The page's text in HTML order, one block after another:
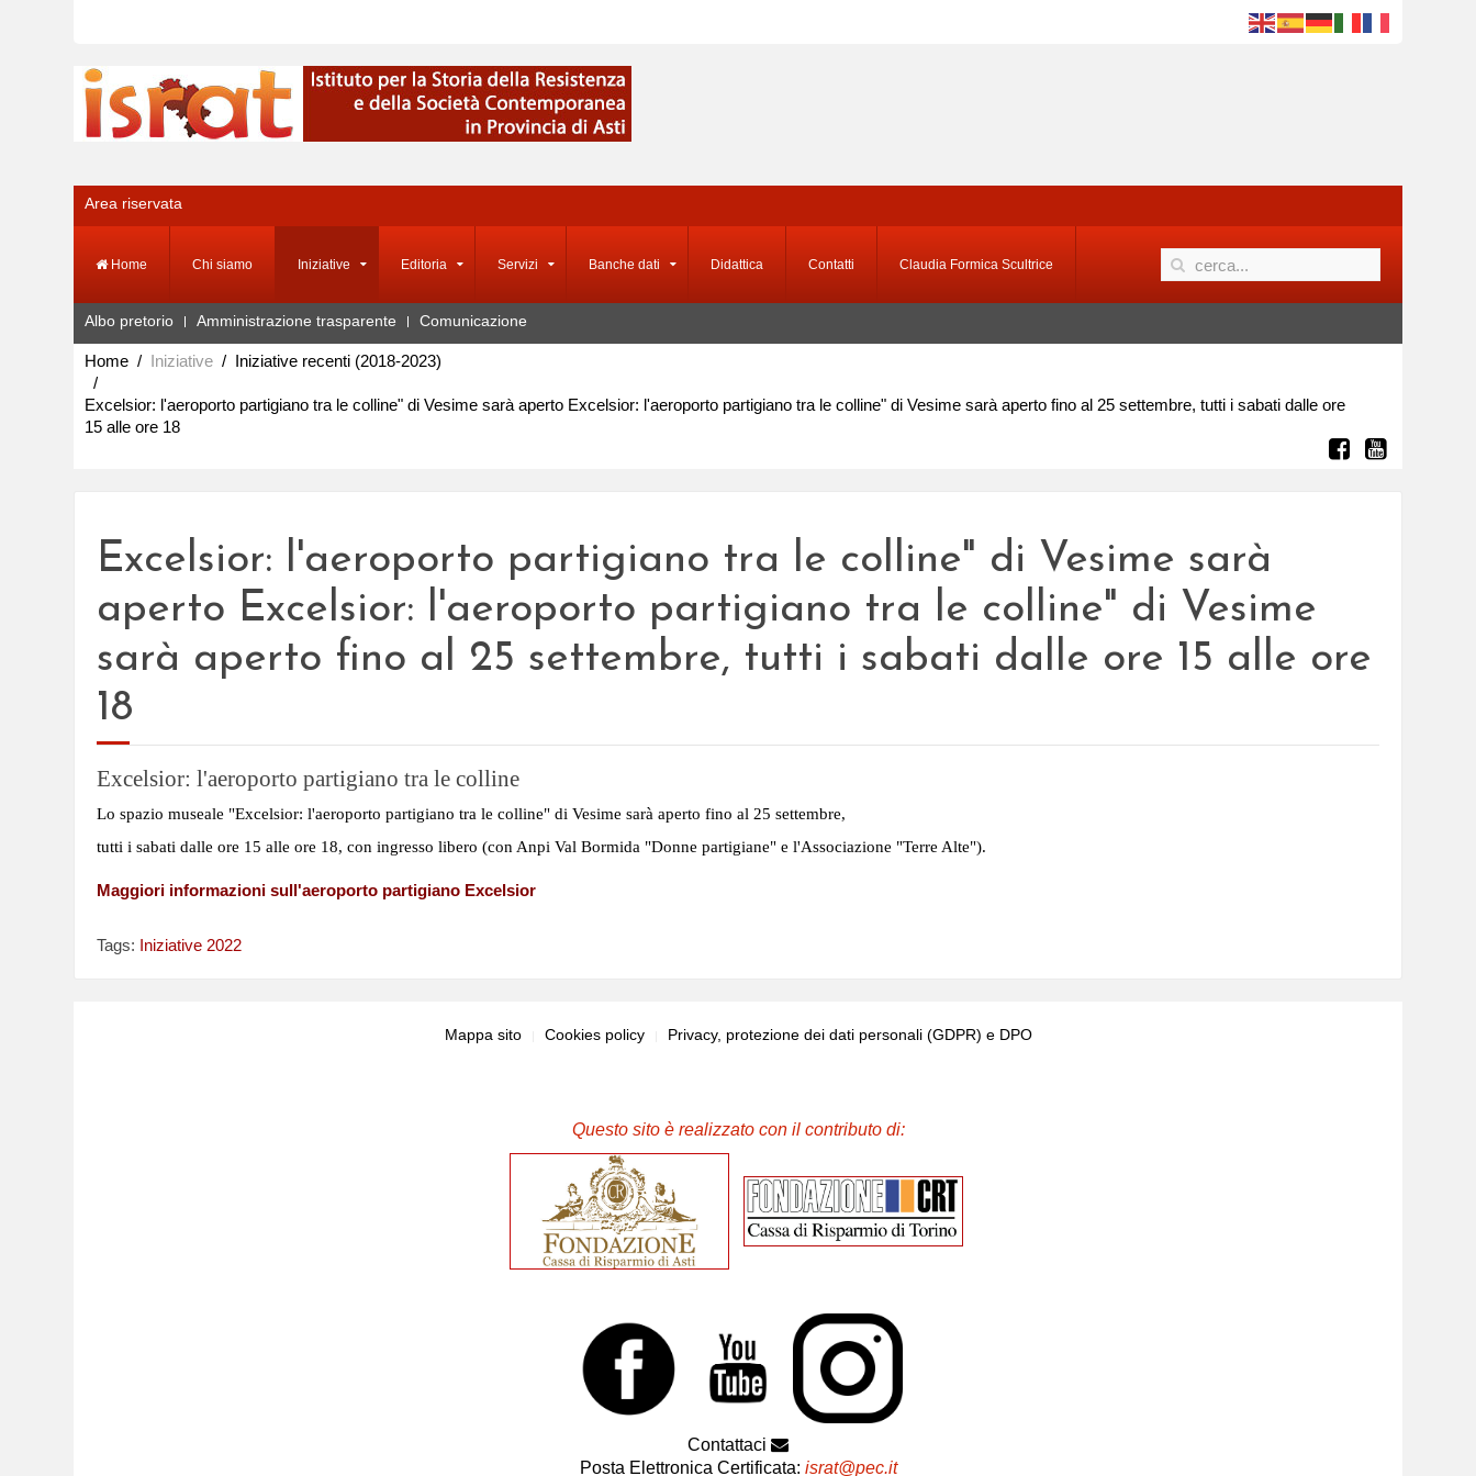
Area riservata
Home Chi siamo Iniziative Editoria Servizi Banche dati Didattica Contatti Claudia Formica Scultrice
Albo pretorio Amministrazione trasparente Comunicazione
Home Iniziative Iniziative recenti (2018-2023)
Excelsior: l'aeroporto partigiano tra le colline" di Vesime sarà aperto Excelsior: l'aeroporto partigiano tra le colline" di Vesime sarà aperto fino al 25 settembre, tutti i sabati dalle ore
15 alle ore 18
Excelsior: l'aeroporto partigiano tra le colline" di Vesime sarà
aperto Excelsior: l'aeroporto partigiano tra le colline" di Vesime
sarà aperto fino al 25 settembre, tutti i sabati dalle ore 15 alle ore
18
Excelsior: l'aeroporto partigiano tra le colline
Lo spazio museale "Excelsior: l'aeroporto partigiano tra le colline" di Vesime sarà aperto fino al 25 settembre,
tutti i sabati dalle ore 15 alle ore 18, con ingresso libero (con Anpi Val Bormida "Donne partigiane" e l'Associazione "Terre Alte").
Maggiori informazioni sul l'aeroporto partigiano Excelsior
Tags: Iniziative 2022
Mappa sito Cookies policy Privacy, protezione dei dati personali (GDPR) e DPO
Questo sito è realizzato con il contributo di:
Contattaci
Posta Elettronica Certificata: israt@pec.it